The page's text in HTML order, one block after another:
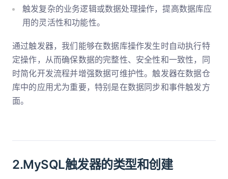
触发复杂的业务逻辑或数据处理操作，提高数据库应
用的灵活性和功能性。
通过触发器，我们能够在数据库操作发生时自动执行特
定操作，从而确保数据的完整性、安全性和一致性，同
时简化开发流程并增强数据可维护性。触发器在数据仓
库中的应用尤为重要，特别是在数据同步和事件触发方
面。
2.MySQL触发器的类型和创建